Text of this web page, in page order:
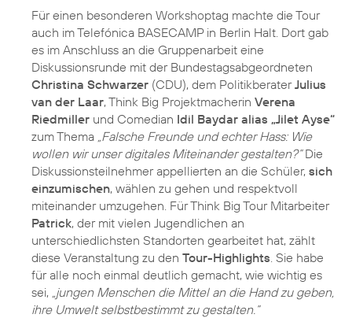
Für einen besonderen Workshoptag machte die Tour
auch im Telefónica BASECAMP in Berlin Halt. Dort gab
es im Anschluss an die Gruppenarbeit eine
Diskussionsrunde mit der Bundestagsabgeordneten
Christina Schwarzer (CDU), dem PolitikberaterJulius
van der Laar, Think Big Projektmacherin Verena
Riedmiller und Comedian Idil Baydar alias „Jilet Ayse“
zum Thema „Falsche Freunde und echter Hass: Wie
wollen wir unser digitales Miteinander gestalten?“Die
Diskussionsteilnehmer appellierten an die Schüler, sich
einzumischen, wählen zu gehen und respektvoll
miteinander umzugehen. Für Think Big Tour Mitarbeiter
Patrick, der mit vielen Jugendlichen an
unterschiedlichsten Standorten gearbeitet hat, zählt
diese Veranstaltung zu den Tour-Highlights . Sie habe
für alle noch einmal deutlich gemacht, wie wichtig es
sei, „jungen Menschen die Mittel an die Hand zu geben,
ihre Umwelt selbstbestimmt zu gestalten.“